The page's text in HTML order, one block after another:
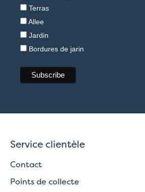
Terras
Allee
Jardin
Bordures de jarin
Service clientèle
Contact
Points de collecte